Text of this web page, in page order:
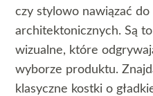
czy stylowo nawiązać
architektonicznych. Są
wizualne, które
wyborze produktu.
klasyczne kostki o